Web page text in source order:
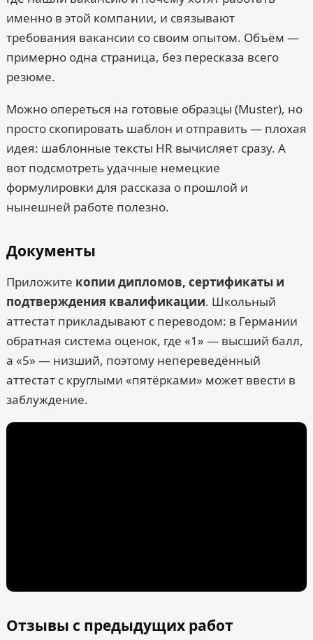
именно в этой компании, и связывают
требования вакансии со своим опытом. Объём —
примерно одна страница, без пересказа всего
резюме.
Можно опереться на готовые образцы (Muster), но
просто скопировать шаблон и отправить — плохая
идея: шаблонные тексты HR вычисляет сразу. А
вот подсмотреть удачные немецкие
формулировки для рассказа о прошлой и
нынешней работе полезно.
Документы
Приложите копии дипломов, сертификаты и
подтверждения квалификации. Школьный
аттестат прикладывают с переводом: в Германии
обратная система оценок, где «1» — высший балл,
а «5» — низший, поэтому непереведённый
аттестат с круглыми «пятёрками» может ввести в
заблуждение.
Отзывы с предыдущих работ